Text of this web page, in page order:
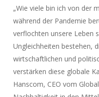
„Wie viele bin ich von der
während der Pandemie
verflochten unsere Leben
Ungleichheiten bestehen,
wirtschaftlichen und
verstärken diese globale
Hanscom, CEO vom